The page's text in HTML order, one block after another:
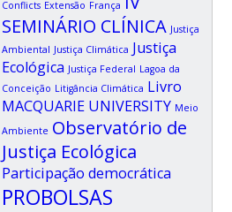
Conflicts Extensão França
SEMINÁRIO CLÍNICA Justiça
Ambiental Justiça Climática Justiça
Ecológica Justiça Federal Lagoa da
Conceição Litigância Climática Livro
MACQUARIE UNIVERSITY Meio
Ambiente Observatório de
Justiça Ecológica
Participação democrática
PROBOLSAS